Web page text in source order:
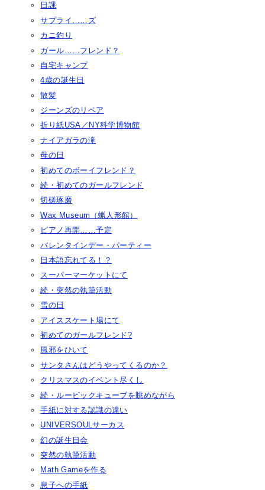
日課
サプライ……ズ
カニ釣り
ガール……フレンド？
自宅キャンプ
4歳の誕生日
散髪
ジーンズのリペア
折り紙USA／NY科学博物館
ナイアガラの滝
母の日
初めてのボーイフレンド？
続・初めてのガールフレンド
切磋琢磨
Wax Museum（蝋人形館）
ピアノ再開……予定
バレンタインデー・パーティー
日本語忘れてる！？
スーパーマーケットにて
続・突然の執筆活動
雪の日
アイススケート場にて
初めてのガールフレンド?
風邪をひいて
サンタさんはどうやってくるのか？
クリスマスのイベント尽くし
続・ルービックキューブを眺めながら
手紙に対する認識の違い
UNIVERSOULサーカス
幻の誕生日会
突然の執筆活動
Math Gameを作る
息子への手紙